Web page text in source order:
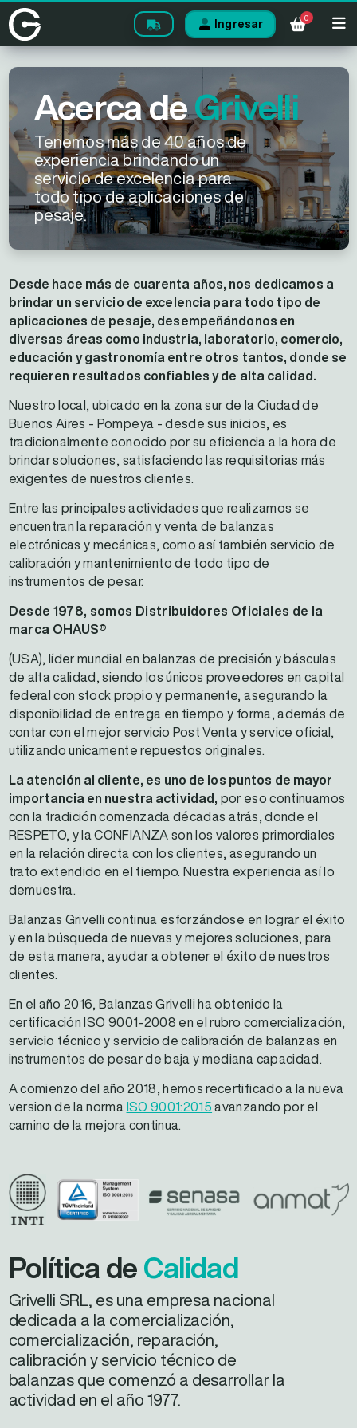
Ingresar
0
Acerca deGrivelli
Tenemos más de 40 años de
experiencia brindando un
servicio de excelencia para
todo tipo de aplicaciones de
pesaje.
Desde hace más de cuarenta años, nos dedicamos a
brindar un servicio de excelencia para todo tipo de
aplicaciones de pesaje, desempeñándonos en
diversas áreas como industria, laboratorio, comercio,
educación y gastronomía entre otros tantos, donde se
requieren resultados confiables y de alta calidad.
Nuestro local, ubicado en la zona sur de la Ciudad de
Buenos Aires - Pompeya - desde sus inicios, es
tradicionalmente conocido por su eficiencia a la hora de
brindar soluciones, satisfaciendo las requisitorias más
exigentes de nuestros clientes.
Entre las principales actividades que realizamos se
encuentran la reparación y venta de balanzas
electrónicas y mecánicas, como así también servicio de
calibración y mantenimiento de todo tipo de
instrumentos de pesar.
Desde 1978, somos Distribuidores Oficiales de la
marca OHAUS®
(USA), líder mundial en balanzas de precisión y básculas
de alta calidad, siendo los únicos proveedores en capital
federal con stock propio y permanente, asegurando la
disponibilidad de entrega en tiempo y forma, además de
contar con el mejor servicio Post Venta y service oficial,
utilizando unicamente repuestos originales.
La atención al cliente, es uno de los puntos de mayor
importancia en nuestra actividad, por eso continuamos
con la tradición comenzada décadas atrás, donde el
RESPETO, y la CONFIANZA son los valores primordiales
en la relación directa con los clientes, asegurando un
trato extendido en el tiempo. Nuestra experiencia así lo
demuestra.
Balanzas Grivelli continua esforzándose en lograr el éxito
y en la búsqueda de nuevas y mejores soluciones, para
de esta manera, ayudar a obtener el éxito de nuestros
clientes.
En el año 2016, Balanzas Grivelli ha obtenido la
certificación ISO 9001-2008 en el rubro comercialización,
servicio técnico y servicio de calibración de balanzas en
instrumentos de pesar de baja y mediana capacidad.
A comienzo del año 2018, hemos recertificado a la nueva
version de la norma ISO 9001:2015 avanzando por el
camino de la mejora continua.
Política de Calidad
Grivelli SRL, es una empresa nacional
dedicada a la comercialización,
comercialización, reparación,
calibración y servicio técnico de
balanzas que comenzó a desarrollar la
actividad en el año 1977.